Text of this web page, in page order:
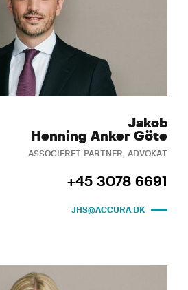
Jakob
Henning Anker Göte
ASSOCIERET PARTNER, ADVOKAT
+45 3078 6691
JHS@ACCURA.DK